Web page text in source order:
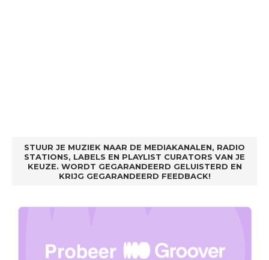
STUUR JE MUZIEK NAAR DE MEDIAKANALEN, RADIO
STATIONS, LABELS EN PLAYLIST CURATORS VAN JE
KEUZE. WORDT GEGARANDEERD GELUISTERD EN
KRIJG GEGARANDEERD FEEDBACK!